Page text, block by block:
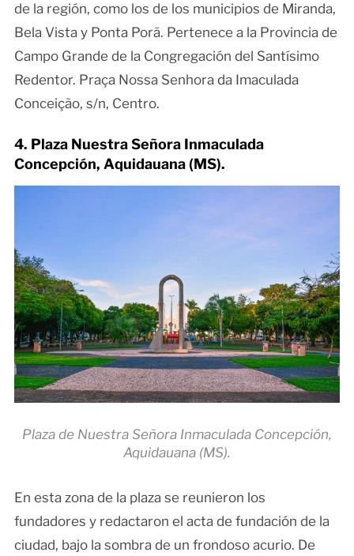
de la región, como los de los municipios de Miranda,
Bela Vista y Ponta Porã. Pertenece a la Provincia de
Campo Grande de la Congregación del Santísimo
Redentor. Praça Nossa Senhora da Imaculada
Conceição, s/n, Centro.
4. Plaza Nuestra Señora Inmaculada
Concepción, Aquidauana (MS).
Plaza de Nuestra Señora Inmaculada Concepción,
Aquidauana (MS).
En esta zona de la plaza se reunieron los
fundadores y redactaron el acta de fundación de la
ciudad, bajo la sombra de un frondoso acurio. De